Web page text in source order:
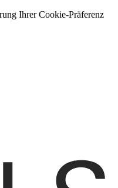
Ihrer Cookie-Präferenz